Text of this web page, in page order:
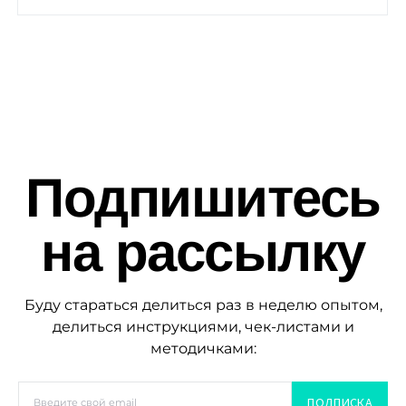
Подпишитесь
на рассылку
Буду стараться делиться раз в неделю опытом,
делиться инструкциями, чек-листами и
методичками:
ПОДПИСКА